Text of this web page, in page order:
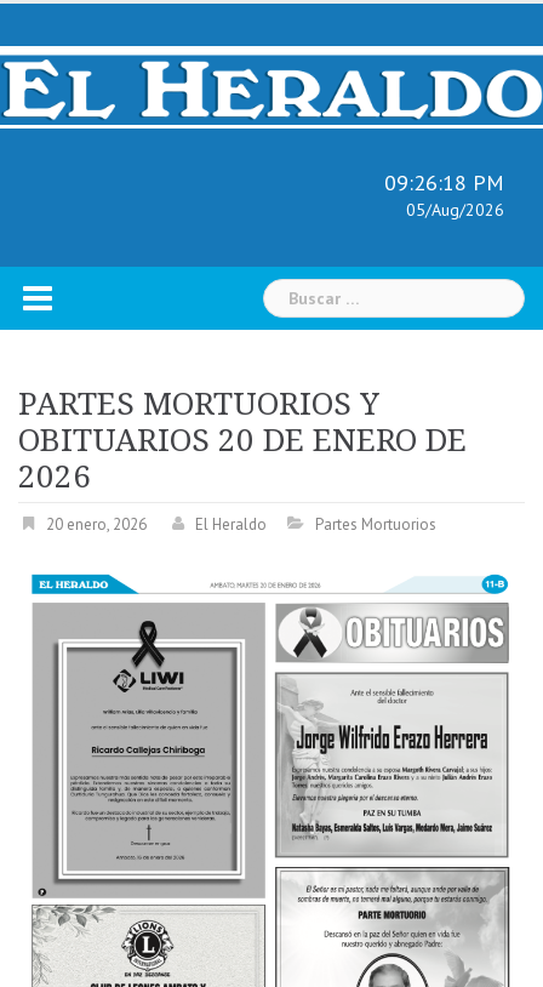
Skip
content
09:26:19 PM
05/Aug/2026
Buscar:
PARTES MORTUORIOS Y
OBITUARIOS 20 DE ENERO DE
2026
20 enero, 2026 El Heraldo Partes Mortuorios